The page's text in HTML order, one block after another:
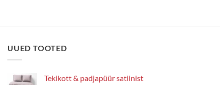
tootelehel.
UUED TOOTED
Tekikott & padjapüür satiinist